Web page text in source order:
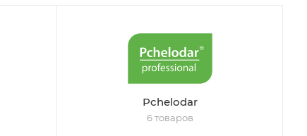
Pchelodar
6 товаров